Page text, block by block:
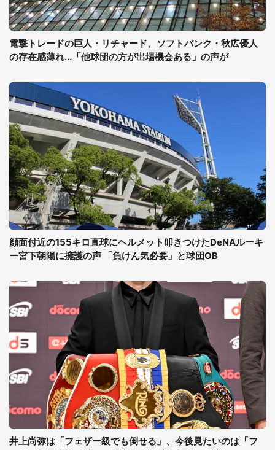
電撃トレードの巨人・リチャード、ソフトバンク・秋広優人
の存在感薄れ...「他球団の方が出場機会ある」の声が
顔面付近の155キロ直球にヘルメット叩きつけたDeNAルーキ
ー宮下朝陽に擁護の声 「負けん気必要」と球団OB
井上尚弥は「フェザー級でも倒せる」、今後見たいのは「フ